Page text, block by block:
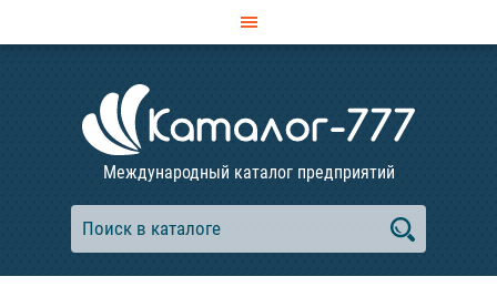
Международный каталог предприятий